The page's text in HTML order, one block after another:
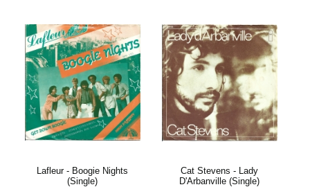
Lafleur - Boogie Nights
(Single)
Cat Stevens - Lady
D'Arbanville (Single)